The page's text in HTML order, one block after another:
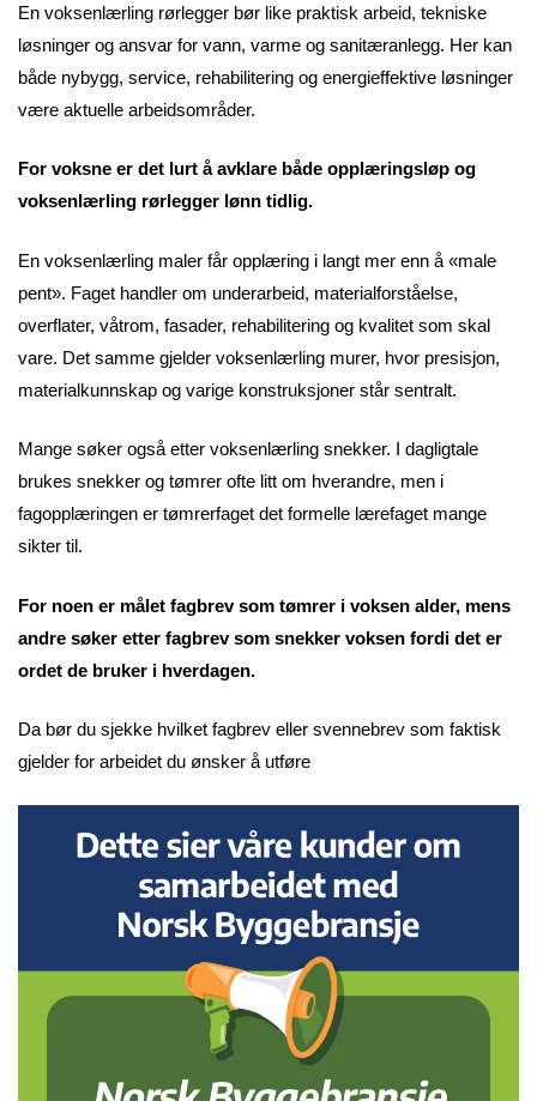
En voksenlærling rørlegger bør like praktisk arbeid, tekniske
løsninger og ansvar for vann, varme og sanitæranlegg. Her kan
både nybygg, service, rehabilitering og energieffektive løsninger
være aktuelle arbeidsområder.
For voksne er det lurt å avklare både opplæringsløp og
voksenlærling rørlegger lønn tidlig.
En voksenlærling maler får opplæring i langt mer enn å «male
pent». Faget handler om underarbeid, materialforståelse,
overflater, våtrom, fasader, rehabilitering og kvalitet som skal
vare. Det samme gjelder voksenlærling murer, hvor presisjon,
materialkunnskap og varige konstruksjoner står sentralt.
Mange søker også etter voksenlærling snekker. I dagligtale
brukes snekker og tømrer ofte litt om hverandre, men i
fagopplæringen er tømrerfaget det formelle lærefaget mange
sikter til.
For noen er målet fagbrev som tømrer i voksen alder, mens
andre søker etter fagbrev som snekker voksen fordi det er
ordet de bruker i hverdagen.
Da bør du sjekke hvilket fagbrev eller svennebrev som faktisk
gjelder for arbeidet du ønsker å utføre